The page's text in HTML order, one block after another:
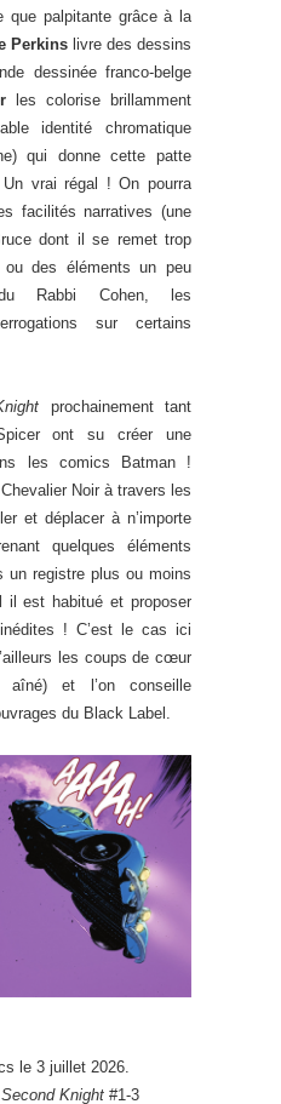
que palpitante grâce à la
Perkins livre des dessins
dessinée franco-belge
les colorise brillamment
identité chromatique
qui donne cette patte
vrai régal ! On pourra
facilités narratives (une
dont il se remet trop
ou des éléments un peu
Rabbi Cohen, les
sur certains
prochainement tant
ont su créer une
les comics Batman !
Noir à travers les
et déplacer à n’importe
quelques éléments
un registre plus ou moins
il est habitué et proposer
! C’est le cas ici
les coups de cœur
et l’on conseille
du Black Label.
le 3 juillet 2026.
Knight #1-3